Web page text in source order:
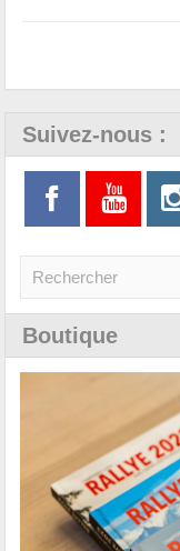
Suivez-nous :
Boutique